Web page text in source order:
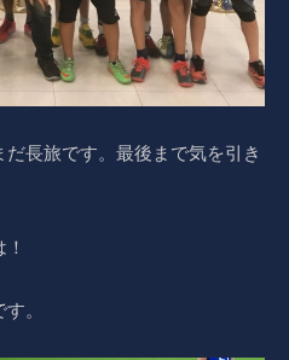
長旅です。最後まで気を引き
。